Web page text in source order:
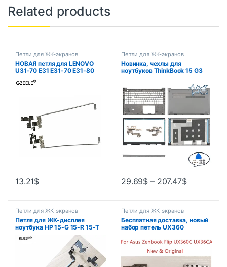
Related products
Петли для ЖК-экранов
НОВАЯ петля для LENOVO
U31-70 E31 E31-70 E31-80
левая + правая петли ЖК-
экрана AM1BM 000400
13.21$
Петли для ЖК-экранов
Новинка, чехлы для
ноутбуков ThinkBook 15 G3
дисплея, передняя панель,
петли, внутренняя крышка,
детская Замена
29.69$ – 207.47$
Петли для ЖК-экранов
Петля для ЖК-дисплея
ноутбука HP 15-G 15-R 15-T
15-H 250 G3 255 G3 256 G3
Series L & R
Петли для ЖК-экранов
Бесплатная доставка, новый
набор петель UX360
asus Flip UX360 UX360C
UX360CA, петли для
ноутбука